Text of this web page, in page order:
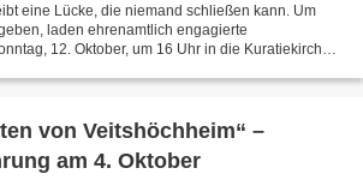
eine Lücke, die niemand schließen kann. Um
laden ehrenamtlich engagierte
12. Oktober, um 16 Uhr in die Kuratiekirche
von Veitshöchheim“ –
am 4. Oktober